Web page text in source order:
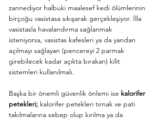
zannediyor halbuki maalesef kedi ölümlerinin
birçoğu vasistasa sıkışarak gerçekleşiyor. İlla
vasistasla havalandırma sağlanmak
isteniyorsa, vasistas kafesleri ya da yandan
açılmayı sağlayan (pencereyi 2 parmak
girebilecek kadar açıkta bırakan) kilit
sistemleri kullanılmalı.
Başka bir önemli güvenlik önlemi ise kalorifer
petekleri; kalorifer petekleri tırnak ve pati
takılmalarına sebep olup kırılma ya da